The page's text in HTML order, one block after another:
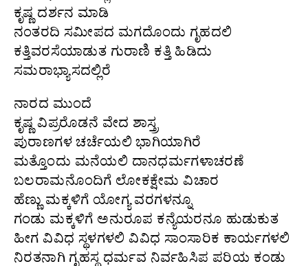
ಕೃಷ್ಣ ದರ್ಶನ ಮಾಡಿ
ನಂತರದಿ ಸಮೀಪದ ಮಗದೊಂದು ಗೃಹದಲಿ
ಕತ್ತಿವರಸೆಯಾಡುತ ಗುರಾಣಿ ಕತ್ತಿ ಹಿಡಿದು
ಸಮರಾಭ್ಯಾಸದಲ್ಲಿರೆ
ನಾರದ ಮುಂದೆ
ಕೃಷ್ಣ ವಿಪ್ರರೊಡನೆ ವೇದ ಶಾಸ್ತ್ರ
ಪುರಾಣಗಳ ಚರ್ಚೆಯಲಿ ಭಾಗಿಯಾಗಿರೆ
ಮತ್ತೊಂದು ಮನೆಯಲಿ ದಾನಧರ್ಮಗಳಾಚರಣೆ
ಬಲರಾಮನೊಂದಿಗೆ ಲೋಕಕ್ಷೇಮ ವಿಚಾರ
ಹೆಣ್ಣು ಮಕ್ಕಳಿಗೆ ಯೋಗ್ಯ ವರಗಳನ್ನೂ
ಗಂಡು ಮಕ್ಕಳಿಗೆ ಅನುರೂಪ ಕನ್ಯೆಯರನೂ ಹುಡುಕುತ
ಹೀಗ ವಿವಿಧ ಸ್ಥಳಗಳಲಿ ವಿವಿಧ ಸಾಂಸಾರಿಕ ಕಾರ್ಯಗಳಲಿ
ನಿರತನಾಗಿ ಗೃಹಸ್ಥ ಧರ್ಮವ ನಿರ್ವಹಿಸಿಪ ಪರಿಯ ಕಂಡು